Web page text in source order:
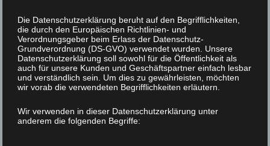
Fenster in Schweden
Eine Freundin von uns besitzt ein Ferienhaus in
Die Datenschutzerklärung beruht auf den Begrifflichkeiten,
die durch den Europäischen Richtlinien- und
Verordnungsgeber beim Erlass der Datenschutz-
Grundverordnung (DS-GVO) verwendet wurden. Unsere
Datenschutzerklärung soll sowohl für die Öffentlichkeit als
auch für unsere Kunden und Geschäftspartner einfach lesbar
und verständlich sein. Um dies zu gewährleisten, möchten
wir vorab die verwendeten Begrifflichkeiten erläutern.
Wir verwenden in dieser Datenschutzerklärung unter
anderem die folgenden Begriffe: